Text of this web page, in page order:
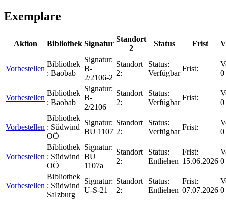
Exemplare
Aktion Bibliothek Signatur
Standort
2
Status Frist
Vorbestellen
Bibliothek
: Baobab
Signatur:
B-
2/2106-2
Standort
2:
Status:
Verfügbar
Frist:
0
Vorbestellen
Bibliothek
: Baobab
Signatur:
B-
2/2106
Standort
2:
Status:
Verfügbar
Frist:
0
Vorbestellen
Bibliothek
: Südwind
OÖ
Signatur:
BU 1107
Standort
2:
Status:
Verfügbar
Frist:
0
Vorbestellen
Bibliothek
: Südwind
OÖ
Signatur:
BU
1107a
Standort
2:
Status:
Entliehen
Frist:
15.06.2026 0
Vorbestellen
Bibliothek
: Südwind
Salzburg
Signatur:
U-S-21
Standort
2:
Status:
Entliehen
Frist:
07.07.2026 0